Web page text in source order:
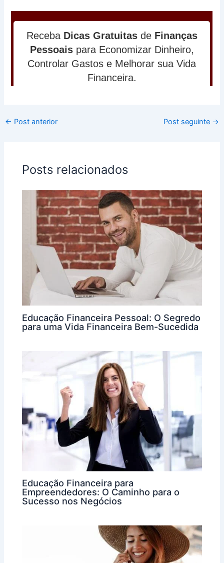
← Post anterior Post seguinte →
Posts relacionados
Educação Financeira Pessoal: O Segredo
para uma Vida Financeira Bem-Sucedida
Educação Financeira para
Empreendedores: O Caminho para o
Sucesso nos Negócios